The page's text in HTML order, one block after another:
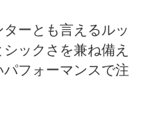
ーとも言えるルッ
ックさを兼ね備え
フォーマンスで注